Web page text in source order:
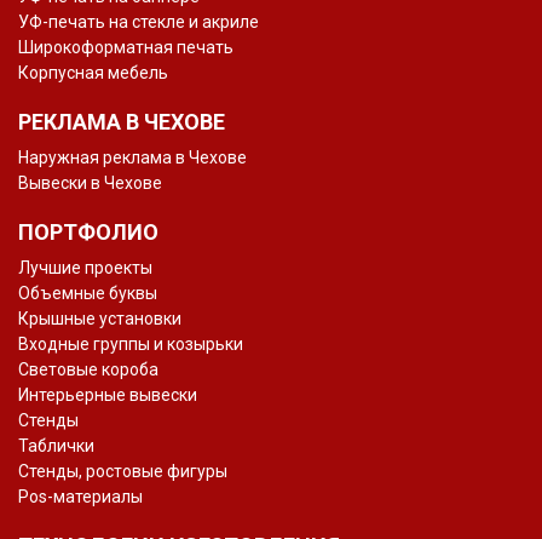
УФ-печать на стекле и акриле
Широкоформатная печать
Корпусная мебель
РЕКЛАМА В ЧЕХОВЕ
Наружная реклама в Чехове
Вывески в Чехове
ПОРТФОЛИО
Лучшие проекты
Объемные буквы
Крышные установки
Входные группы и козырьки
Световые короба
Интерьерные вывески
Стенды
Таблички
Стенды, ростовые фигуры
Pos-материалы